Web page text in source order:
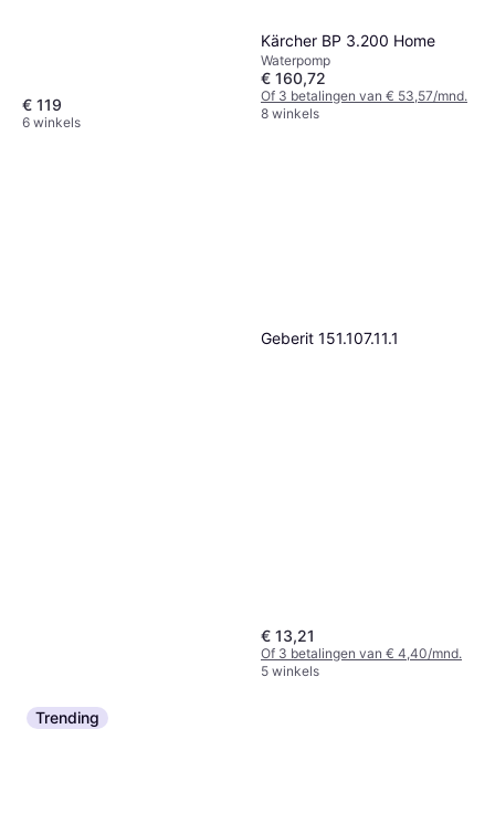
€ 119
6 winkels
Kärcher BP 3.200 Home
Waterpomp
€ 160,72
Of 3 betalingen van € 53,57/mnd.
8 winkels
Geberit 151.107.11.1
€ 13,21
Of 3 betalingen van € 4,40/mnd.
5 winkels
Trending